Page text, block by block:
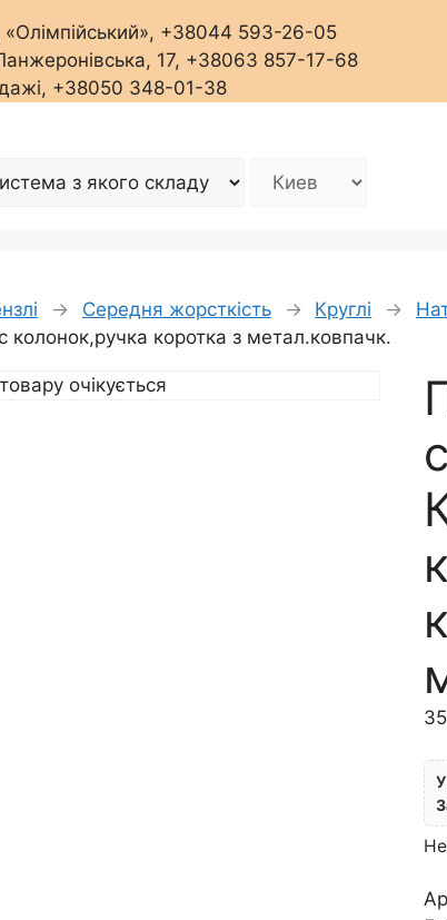
+38044 593-26-05
17, +38063 857-17-68
+38050 348-01-38
→ Середня жорсткість → Круглі →
коротка з метал.ковпачк.